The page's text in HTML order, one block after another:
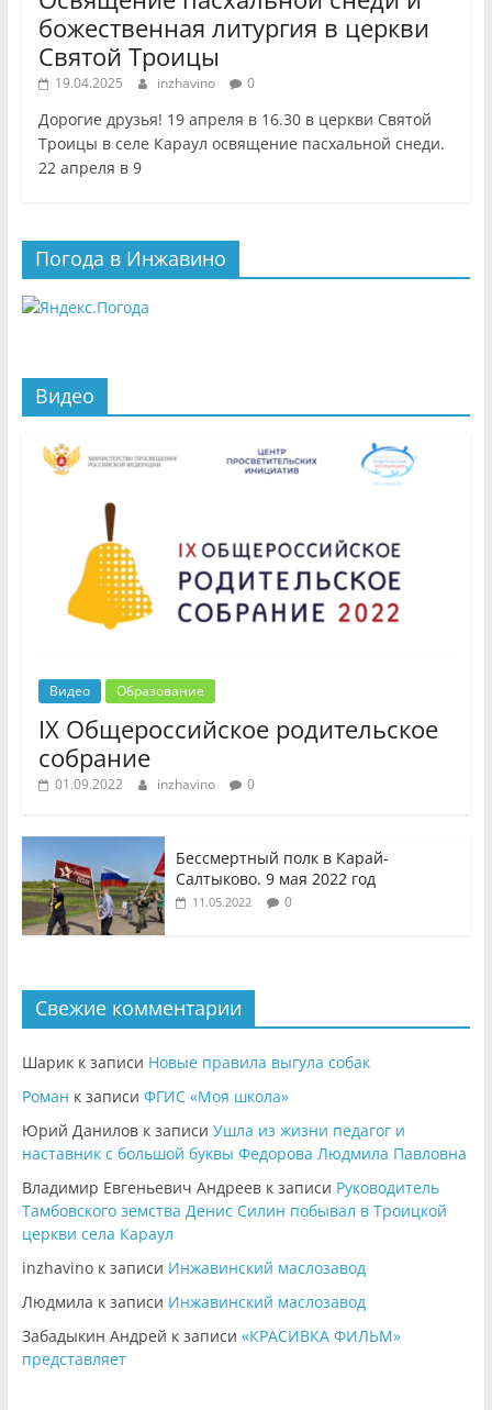
божественная литургия в церкви
Святой Троицы
19.04.2025 inzhavino 0
Дорогие друзья! 19 апреля в 16.30 в церкви Святой
Троицы в селе Караул освящение пасхальной снеди.
22 апреля в 9
Погода в Инжавино
Видео
Видео Образование
IX Общероссийское родительское
собрание
01.09.2022 inzhavino 0
Бессмертный полк в Карай-
Салтыково. 9 мая 2022 год
11.05.2022 0
Свежие комментарии
Шарикк записи Новые правила выгула собак
Роман к записи ФГИС «Моя школа»
Юрий Даниловк записи Ушла из жизни педагог и
наставник с большой буквы Федорова Людмила Павловна
Владимир Евгеньевич Андреевк записи Руководитель
Тамбовского земства Денис Силин побывал в Троицкой
церкви села Караул
inzhavinoк записи Инжавинский маслозавод
Людмила к записи Инжавинский маслозавод
Забадыкин Андрей к записи «КРАСИВКА ФИЛЬМ»
представляет